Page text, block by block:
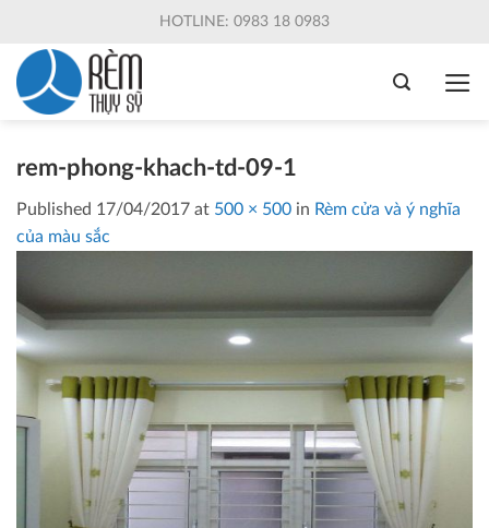
content
HOTLINE: 0983 18 0983
rem-phong-khach-td-09-1
Published 17/04/2017 at 500 × 500 in Rèm cửa và ý nghĩa
của màu sắc